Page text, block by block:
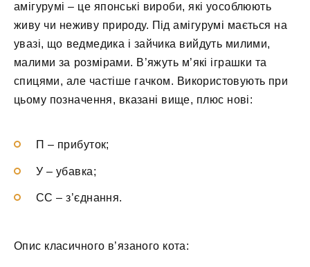
амігурумі – це японські вироби, які уособлюють
живу чи неживу природу. Під амігурумі мається на
увазі, що ведмедика і зайчика вийдуть милими,
малими за розмірами. В’яжуть м’які іграшки та
спицями, але частіше гачком. Використовують при
цьому позначення, вказані вище, плюс нові:
П – прибуток;
У – убавка;
СС – з’єднання.
Опис класичного в’язаного кота: